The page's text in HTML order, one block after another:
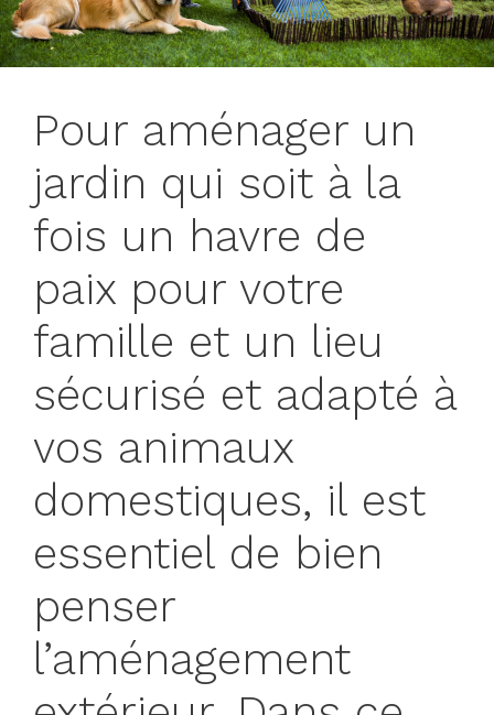
Pour aménager un
jardin qui soit à la
fois un havre de
paix pour votre
famille et un lieu
sécurisé et adapté à
vos animaux
domestiques, il est
essentiel de bien
penser
l’aménagement